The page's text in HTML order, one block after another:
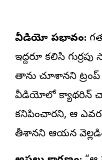
వీడియో ప్రభావం:
ఇద్దరూ కలిసి
తాను చూశానని ట్రంప్
వీడియోలో క్యాథరిన్
కనిపించారని, ఆమె
తీశానని ఆయన